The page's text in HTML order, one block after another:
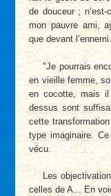
de douceur ;
mon pauvre ami,
que devant
"Je pourrais
en vieille femme,
en cocotte, mais
dessus sont
cette
type imaginaire.
vécu.
Les
celles de A... En